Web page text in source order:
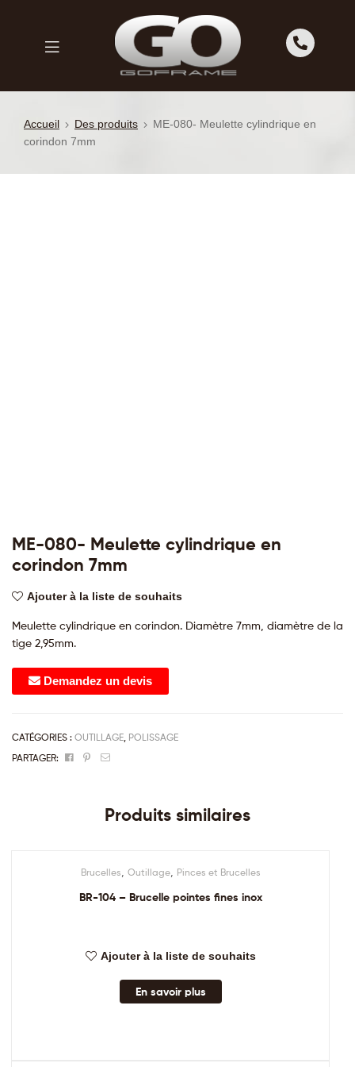
GO
FRAME
Accueil Des produits
ME-080- Meulette cylindrique en
corindon 7mm
FRAME
ME-080- Meulette cylindrique en
corindon 7mm
Ajouter à la liste de souhaits
Meulette cylindrique en corindon. Diamètre 7mm, diamètre de la
tige 2,95mm.
Demandez un devis
CATÉGORIES : OUTILLAGE POLISSAGE
PARTAGER:
FacebookPinterest
Email
Produits similaires
Brucelles Outillage, Pinces et Brucelles
BR-104 – Brucelle pointes fines inox
Ajouter à la liste de souhaits
En savoir plus